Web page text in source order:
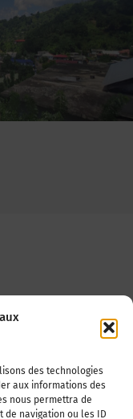
des technologies
aux informations des
nous permettra de
navigation ou les ID
des Littoraux